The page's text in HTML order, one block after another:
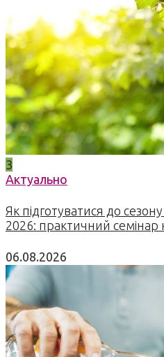
3
Актуально
Як підготуватися до
2026: практичний семінар
06.08.2026